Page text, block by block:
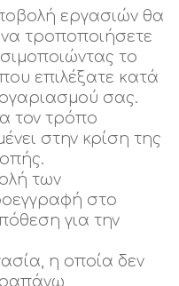
εργασιών θα
τροποποιήσετε
το
επιλέξατε κατά
σας.
τον τρόπο
στην κρίση της
των
στο
για την
η οποία δεν